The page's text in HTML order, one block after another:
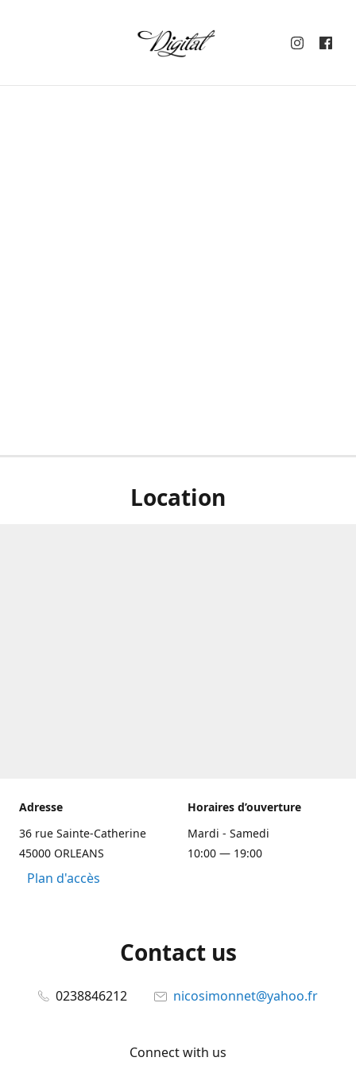
Location
Adresse
36 rue Sainte-Catherine
45000 ORLEANS
Plan d'accès
Horaires d’ouverture
Mardi - Samedi
10:00 — 19:00
Contact us
0238846212 nicosimonnet@yahoo.fr
Connect with us